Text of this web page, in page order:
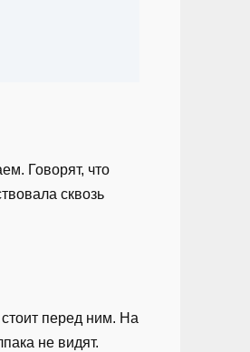
Говорят, что
сквозь
стоит перед ним. На
не видят.